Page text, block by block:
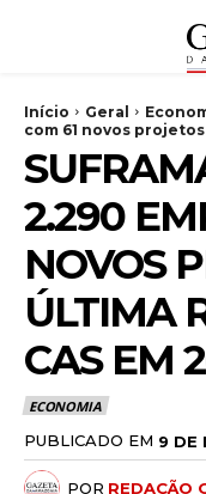
Início Geral
com 61 novos
2.290
NOVOS
ÚLTIMA
CAS EM
ECONOMIA
PUBLICADO EM 9 DE
POR REDAÇÃO